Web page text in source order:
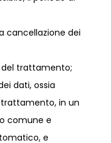
cancellazione dei
trattamento;
dati, ossia
in un
comune e
e